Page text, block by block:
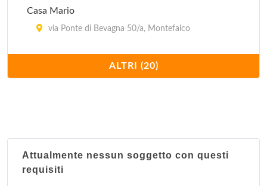
Casa Mario
via Ponte di Bevagna 50/a, Montefalco
strada Montepacciano 2v, Gubbio
Il Cardo
ALTRI (20)
Attualmente nessun soggetto con questi
requisiti